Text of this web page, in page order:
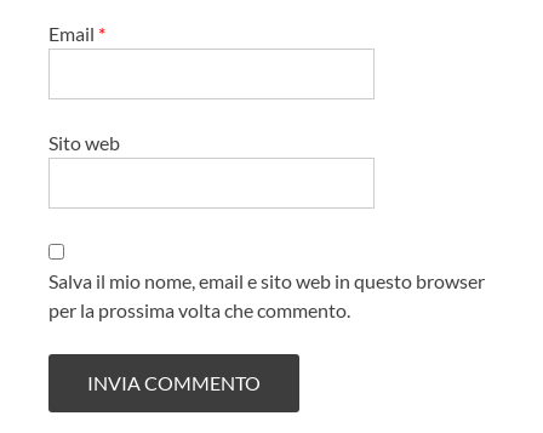
Email *
Sito web
Salva il mio nome, email e sito web in questo browser
per la prossima volta che commento.